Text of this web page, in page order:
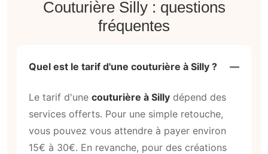
Couturière Silly : questions
fréquentes
Quel est le tarif d'une couturière à Silly ?
Le tarif d'une couturière à Silly dépend des
services offerts. Pour une simple retouche,
vous pouvez vous attendre à payer environ
15€ à 30€. En revanche, pour des créations